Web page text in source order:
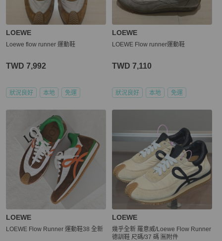
LOEWE
Loewe flow runner 運動鞋
TWD 7,992
狀況良好 本地 免運
LOEWE
LOEWE Flow runner運動鞋
TWD 7,110
狀況良好 本地 免運
LOEWE
LOEWE Flow Runner 運動鞋38 全新
LOEWE
幾乎全新 羅意威/Loewe Flow Runner
德訓鞋 尺碼/37 碼 🈚附件